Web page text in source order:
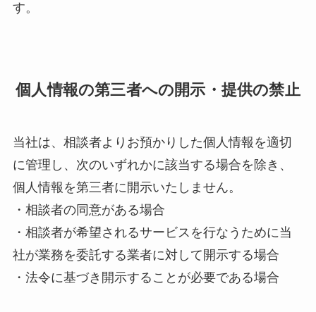
す。
個人情報の第三者への開示・提供の禁止
当社は、​相談者より​お預かりした​個人情報を​適切
に​管理し、​次の​いずれかに​該当する​場合を​除き、​
個人情報を​第三者に​開示いたしません。
・相談者の​同意が​ある​場合
・相談者が​希望される​サービスを​行なう​ために​当
社が​業務を​委託する​業者に​対して​開示する​場合
・法令に​基づき開示する​ことが​必要である​場合